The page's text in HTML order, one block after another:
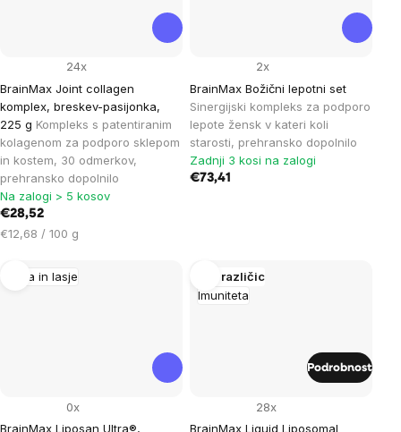
BrainMax Joint collagen
komplex, breskev-pasijonka,
225 g Kompleks s patentiranim
kolagenom za podporo sklepom
in kostem, 30 odmerkov,
prehransko dopolnilo
24x
Na zalogi > 5 kosov
€28,52
Cena
enoto:
€12,68 / 100 g
BrainMax Božični lepotni set
Sinergijski kompleks za podporo
lepote žensk v kateri koli
starosti, prehransko dopolnilo
2x
Zadnji 3 kosi na zalogi
€73,41
Koža in lasje
BrainMax Liposan Ultra®,
0x
Imuniteta
Več različic
BrainMax Liquid Liposomal
28x
Podrobnost